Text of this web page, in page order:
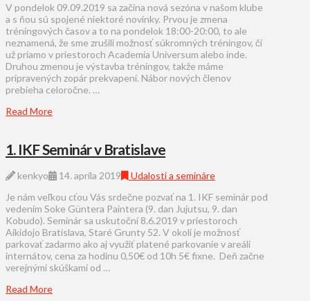
V pondelok 09.09.2019 sa začína nová sezóna v našom klube
a s ňou sú spojené niektoré novinky. Prvou je zmena
tréningových časov a to na pondelok 18:00-20:00, to ale
neznamená, že sme zrušili možnosť súkromných tréningov, či
už priamo v priestoroch Academia Universum alebo inde.
Druhou zmenou je výstavba tréningov, takže máme
pripravených zopár prekvapení. Nábor nových členov
prebieha celoročne. …
Read More
1. IKF Seminár v Bratislave
kenkyo 14. apríla 2019
Udalosti a semináre
Je nám veľkou cťou Vás srdečne pozvať na 1. IKF seminár pod
vedením Soke Güntera Paintera (9. dan Jujutsu, 9. dan
Kobudo). Seminár sa uskutoční 8.6.2019 v priestoroch
Aikidojo Bratislava, Staré Grunty 52. V okolí je možnosť
parkovať zadarmo ako aj využiť platené parkovanie v areáli
internátov, cena za hodinu 0,50€ od 10h 5€ fixne. Deň začne
verejnými skúškami od …
Read More